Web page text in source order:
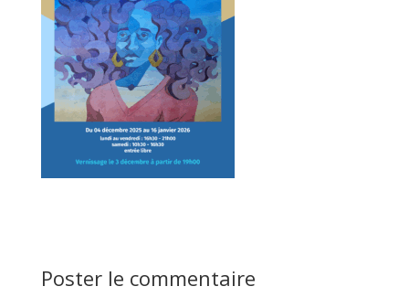
Poster le commentaire